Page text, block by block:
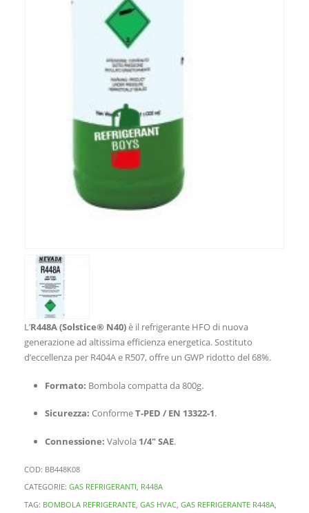
L’R448A (Solstice® N40)è il refrigerante HFO di nuova
generazione ad altissima efficienza energetica. Sostituto
d’eccellenza per R404A e R507, offre un GWP ridotto del 68%.
Formato: Bombola compatta da 800g.
Sicurezza: ConformeT-PED / EN 13322-1.
Connessione: Valvola 1/4″ SAE.
COD: BB448K08
CATEGORIE: GAS REFRIGERANTI, R448A
TAG: BOMBOLA REFRIGERANTE GAS HVAC GAS REFRIGERANTE R448A